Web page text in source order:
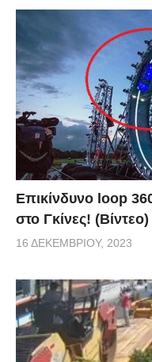
Επικίνδυνο loop
στο Γκίνες! (Βίντεο)
16 ΔΕΚΕΜΒΡΊΟΥ, 2023